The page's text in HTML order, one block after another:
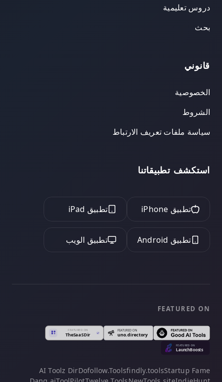
دروس تعليمية
بحث
قانوني
الخصوصية
الشروط
سياسة ملفات تعريف الارتباط
استكشف تطبيقاتنا
تطبيق iPhone تطبيق iPad
تطبيق Android تطبيق الويب
FEATURED ON
Startup Fame
findly.tools
Dofollow.Tools
AI Toolz Dir